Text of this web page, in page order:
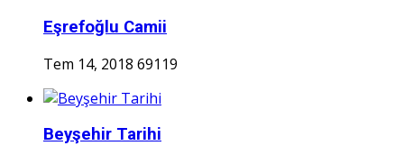
Eşrefoğlu Camii
Tem 14, 2018 69119
Beyşehir Tarihi